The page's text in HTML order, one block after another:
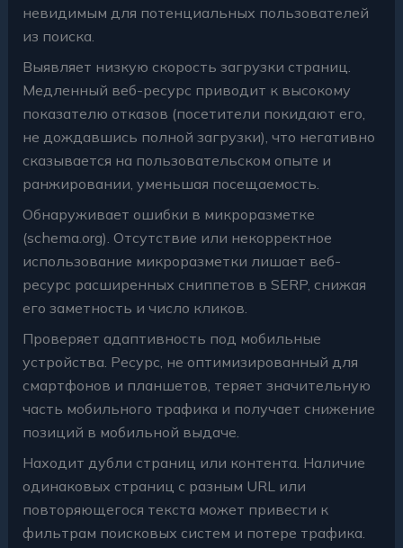
невидимым для потенциальных пользователей
из поиска.
Выявляет низкую скорость загрузки страниц.
Медленный веб-ресурс приводит к высокому
показателю отказов (посетители покидают его,
не дождавшись полной загрузки), что негативно
сказывается на пользовательском опыте и
ранжировании, уменьшая посещаемость.
Обнаруживает ошибки в микроразметке
(schema.org). Отсутствие или некорректное
использование микроразметки лишает веб-
ресурс расширенных сниппетов в SERP, снижая
его заметность и число кликов.
Проверяет адаптивность под мобильные
устройства. Ресурс, не оптимизированный для
смартфонов и планшетов, теряет значительную
часть мобильного трафика и получает снижение
позиций в мобильной выдаче.
Находит дубли страниц или контента. Наличие
одинаковых страниц с разным URL или
повторяющегося текста может привести к
фильтрам поисковых систем и потере трафика.